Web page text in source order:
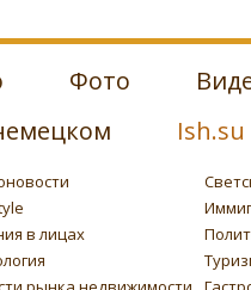
Фото
Ish.su
в лицах